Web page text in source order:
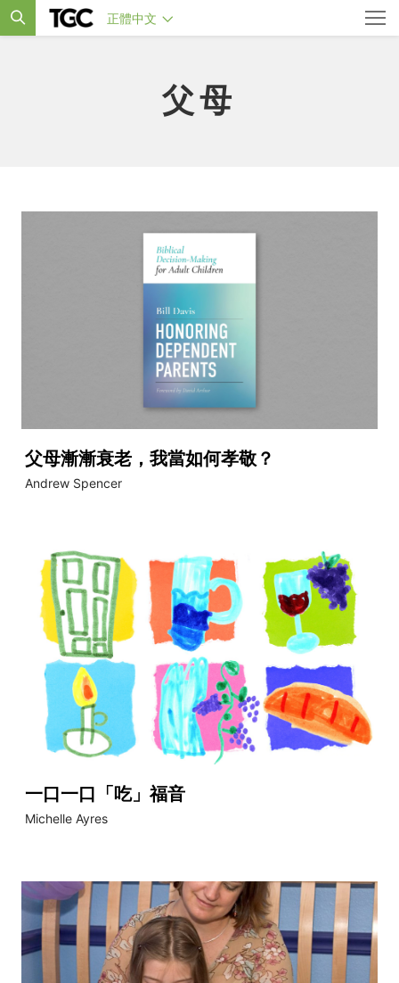
正體中文
父母
父母漸漸衰老，我當如何孝敬？
Andrew Spencer
一口一口「吃」福音
Michelle Ayres